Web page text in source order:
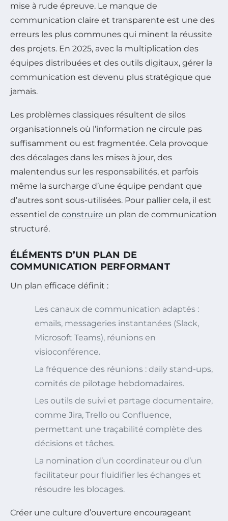
mise à rude épreuve. Le manque de
communication claire et transparente est une des
erreurs les plus communes qui minent la réussite
des projets. En 2025, avec la multiplication des
équipes distribuées et des outils digitaux, gérer la
communication est devenu plus stratégique que
jamais.
Les problèmes classiques résultent de silos
organisationnels où l’information ne circule pas
suffisamment ou est fragmentée. Cela provoque
des décalages dans les mises à jour, des
malentendus sur les responsabilités, et parfois
même la surcharge d’une équipe pendant que
d’autres sont sous-utilisées. Pour pallier cela, il est
essentiel de construire un plan de communication
structuré.
ÉLÉMENTS D’UN PLAN DE
COMMUNICATION PERFORMANT
Un plan efficace définit :
Les canaux de communication adaptés :
emails, messageries instantanées (Slack,
Microsoft Teams), réunions en
visioconférence.
La fréquence des réunions : daily stand-ups,
comités de pilotage hebdomadaires.
Les outils de suivi et partage documentaire,
comme Jira, Trello ou Confluence,
permettant une traçabilité complète des
décisions et tâches.
La nomination d’un coordinateur ou d’un
facilitateur pour fluidifier les échanges et
résoudre les blocages.
Créer une culture d’ouverture encourageant